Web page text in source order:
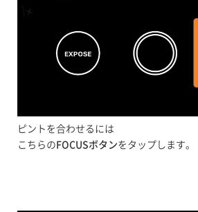
ピントを合わせるには
こちらのFOCUSボタンをタップします。